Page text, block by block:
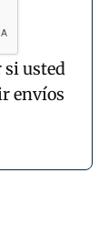
si usted
envíos